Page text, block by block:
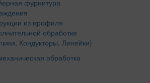
фурнитура
из профиля
обработке
Кондукторы, Линейки)